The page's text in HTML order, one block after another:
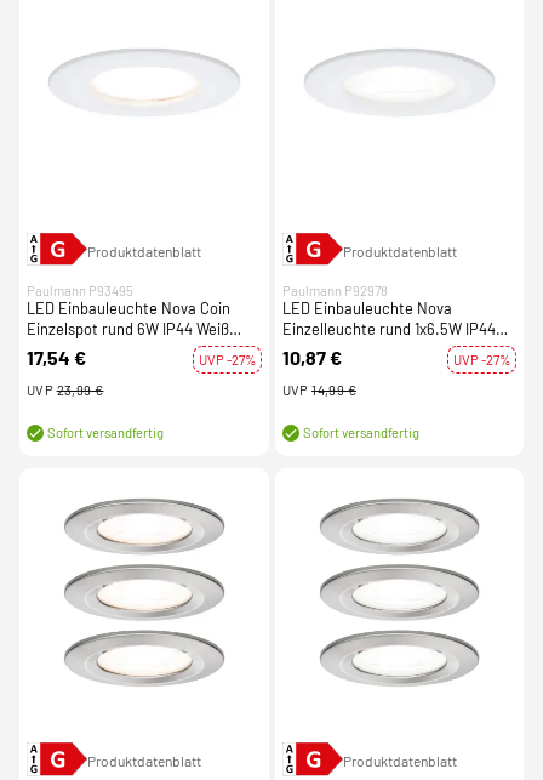
Produktdatenblatt
Paulmann P93495
LED Einbauleuchte Nova Coin
Einzelspot rund 6W IP44 Weiß
(matt) dimmbar 3-step-dim 2700K
230V
17,54 €
UVP -27%
UVP 23,99 €
Sofort versandfertig
Produktdatenblatt
Paulmann P92978
LED Einbauleuchte Nova
Einzelleuchte rund 1x6.5W IP44
GU10 Weiß (matt) 230V 4000K
10,87 €
UVP -27%
UVP 14,99 €
Sofort versandfertig
Produktdatenblatt Produktdatenblatt